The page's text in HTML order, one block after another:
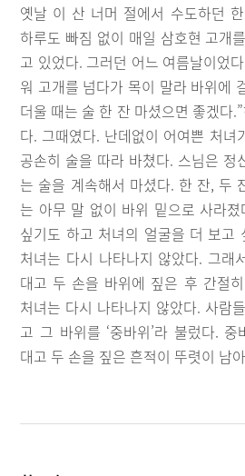
옛날 이 산 너머 절에서 수도하던
하루도 빠짐 없이 매일 삼호현 고개
고 있었다. 그러던 어느 여름날이었
워 고개를 넘다가 목이 말라 바위에
더울 때는 술 한 잔 마셨으면 좋겠다
다. 그때였다. 난데없이 어여쁜 처녀
공손히 술을 따라 바쳤다. 스님은 정
는 술을 계속해서 마셨다. 한 잔, 두
는 아무 말 없이 바위 밑으로 사라
싶기도 하고 처녀의 얼굴을 더 보고
처녀는 다시 나타나지 않았다. 그래
대고 두 손을 바위에 짚은 후 간절
처녀는 다시 나타나지 않았다. 사람
고 그 바위를 ‘중바위’라 불렀다.
대고 두 손을 짚은 흔적이 뚜렷이 남